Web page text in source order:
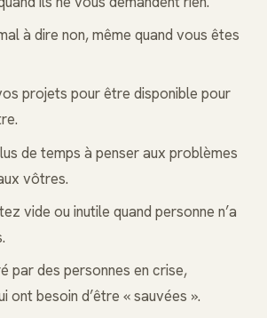
à dire non, même quand vous êtes
projets pour être disponible pour
de temps à penser aux problèmes
vôtres.
vide ou inutile quand personne n’a
par des personnes en crise,
ont besoin d’être « sauvées ».